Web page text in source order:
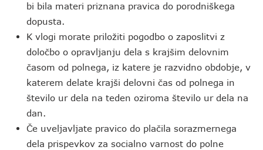
bi bila materi priznana pravica do porodniškega
dopusta.
K vlogi morate priložiti pogodbo o zaposlitvi z
določbo o opravljanju dela s krajšim delovnim
časom od polnega, iz katere je razvidno obdobje, v
katerem delate krajši delovni čas od polnega in
število ur dela na teden oziroma število ur dela na
dan.
Če uveljavljate pravico do plačila sorazmernega
dela prispevkov za socialno varnost do polne